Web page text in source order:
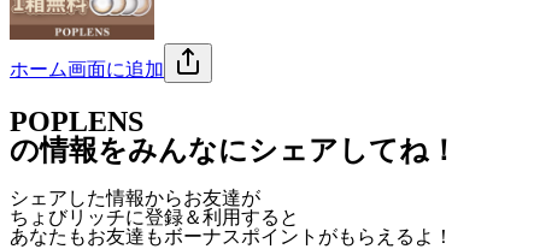
ホーム画面に追加
POPLENS
の情報をみんなにシェアしてね！
シェアした情報からお友達が
ちょびリッチに登録＆利用すると
あなたもお友達もボーナスポイント がもらえるよ！